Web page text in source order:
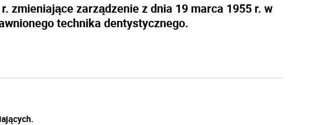
zmieniające zarządzenie z dnia 19 marca 1955 r. w
technika dentystycznego.